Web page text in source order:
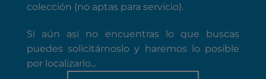
colección (no aptas para servicio).
Si aún así no encuentras lo que buscas
puedes solicitárnoslo y haremos lo posible
por localizarlo...